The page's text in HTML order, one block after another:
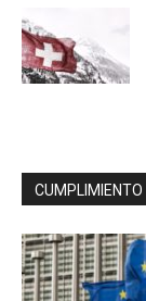
CUMPLIMIENTO